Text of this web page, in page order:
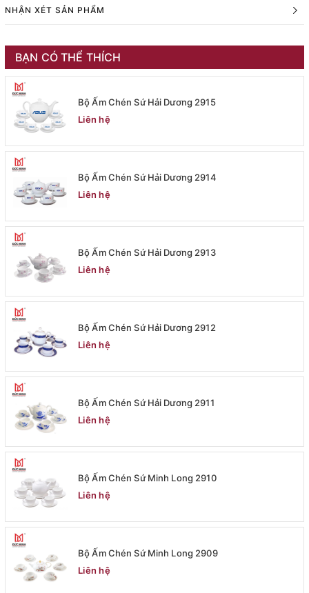
NHẬN XÉT SẢN PHẨM
BẠN CÓ THỂ THÍCH
Bộ Ấm Chén Sứ Hải Dương 2915
Liên hệ
Bộ Ấm Chén Sứ Hải Dương 2914
Liên hệ
Bộ Ấm Chén Sứ Hải Dương 2913
Liên hệ
Bộ Ấm Chén Sứ Hải Dương 2912
Liên hệ
Bộ Ấm Chén Sứ Hải Dương 2911
Liên hệ
Bộ Ấm Chén Sứ Minh Long 2910
Liên hệ
Bộ Ấm Chén Sứ Minh Long 2909
Liên hệ